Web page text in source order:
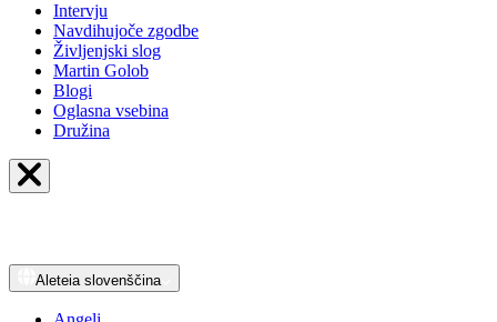
Intervju
Navdihujoče zgodbe
Življenjski slog
Martin Golob
Blogi
Oglasna vsebina
Družina
Aleteia slovenščina